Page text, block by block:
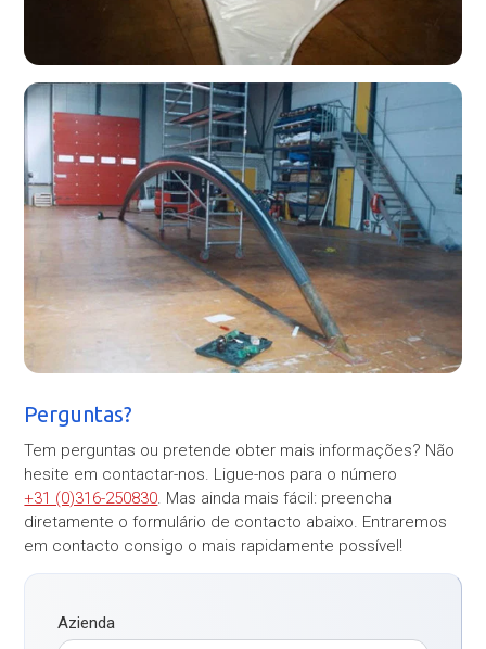
Perguntas?
Tem perguntas ou pretende obter mais informações? Não
hesite em contactar-nos. Ligue-nos para o número
+31 (0)316-250830. Mas ainda mais fácil: preencha
diretamente o formulário de contacto abaixo. Entraremos
em contacto consigo o mais rapidamente possível!
Azienda